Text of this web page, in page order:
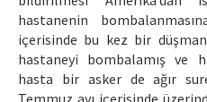
hastanenin
içerisinde bu kez bir
hastaneyi bombalamış ve
hasta bir asker de ağır